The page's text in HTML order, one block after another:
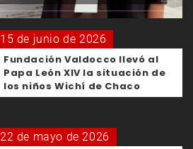
15 de junio de 2026
Fundación Valdocco llevó al
Papa León XIV la situación de
los niños Wichí de Chaco
22 de mayo de 2026